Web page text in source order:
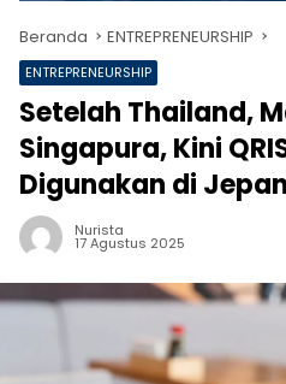
Beranda ENTREPRENEURSHIP
ENTREPRENEURSHIP
Setelah Thailand,
Singapura, Kini
Digunakan di
Nurista
17 Agustus 2025